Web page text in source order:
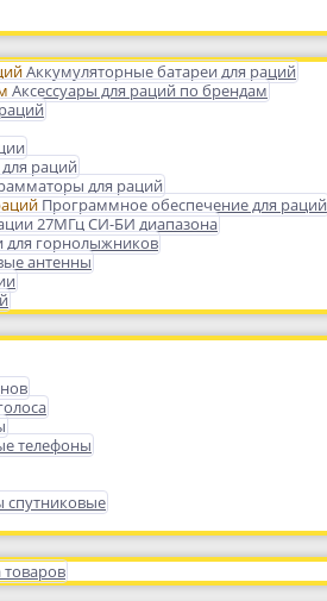
Аккумуляторные батареи для раций
Аксессуары для раций по брендам
раций
для раций
Программное обеспечение для раций
27МГц СИ-БИ диапазона
для горнолыжников
антенны
телефоны
спутниковые